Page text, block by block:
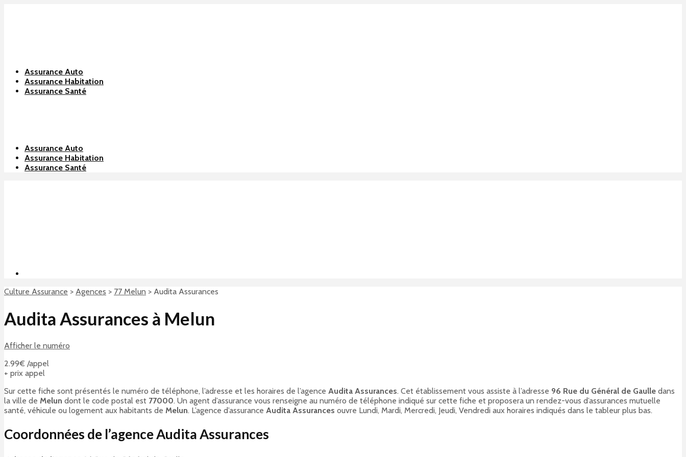
Assurance Auto
Assurance Habitation
Assurance Santé
Assurance Auto
Assurance Habitation
Assurance Santé
Culture Assurance > Agences > 77 Melun > Audita Assurances
Audita Assurances à Melun
Afficher le numéro
2.99€ /appel
+ prix appel
Sur cette fiche sont présentés le numéro de téléphone, l’adresse et les horaires de l’agence Audita Assurances. Cet établissement vous assiste à l’adresse 96 Rue du Général de Gaulle dans
la ville de Melun dont le code postal est 77000. Un agent d’assurance vous renseigne au numéro de téléphone indiqué sur cette fiche et proposera un rendez-vous d’assurances mutuelle
santé, véhicule ou logement aux habitants de Melun. L’agence d’assurance Audita Assurances ouvre Lundi, Mardi, Mercredi, Jeudi, Vendredi aux horaires indiqués dans le tableur plus bas.
Coordonnées de l’agence Audita Assurances